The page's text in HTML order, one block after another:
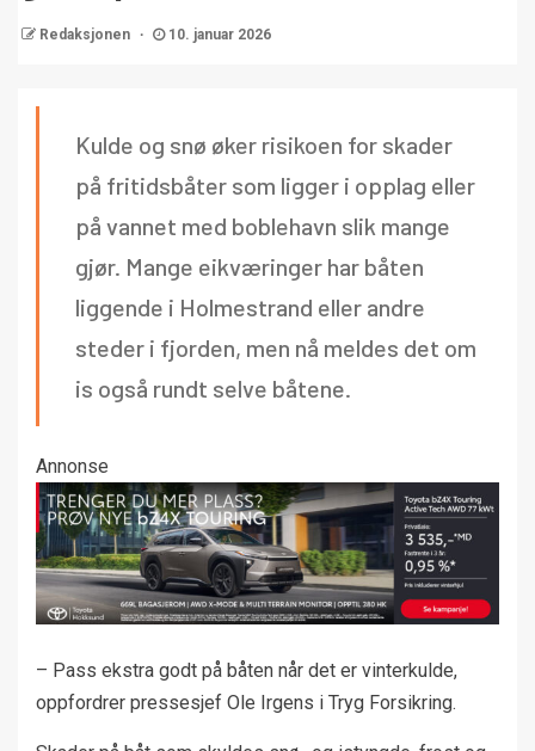
Redaksjonen 10. januar 2026
Kulde og snø øker risikoen for skader
på fritidsbåter som ligger i opplag eller
på vannet med boblehavn slik mange
gjør. Mange eikværinger har båten
liggende i Holmestrand eller andre
steder i fjorden, men nå meldes det om
is også rundt selve båtene.
Annonse
– Pass ekstra godt på båten når det er vinterkulde,
oppfordrer pressesjef Ole Irgens i Tryg Forsikring.